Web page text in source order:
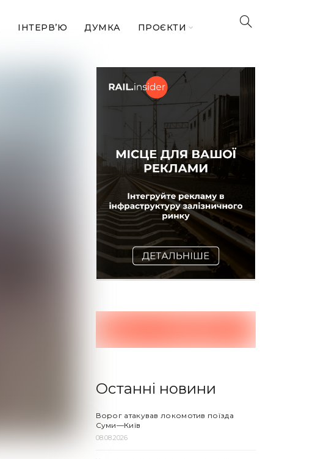
ІНТЕРВ’Ю ДУМКА ПРОЄКТИ
Останні новини
Ворог атакував локомотив поїзда
Суми—Київ
08.08.2026